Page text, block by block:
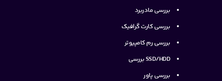
بررسی مادربرد
بررسی کارت گرافیک
بررسی رم کامپیوتر
SSD/HDD بررسی
بررسی پاور